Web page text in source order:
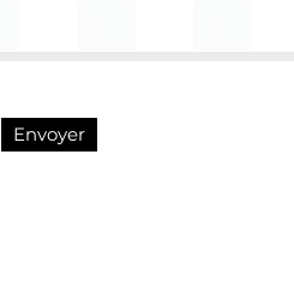
Envoyer